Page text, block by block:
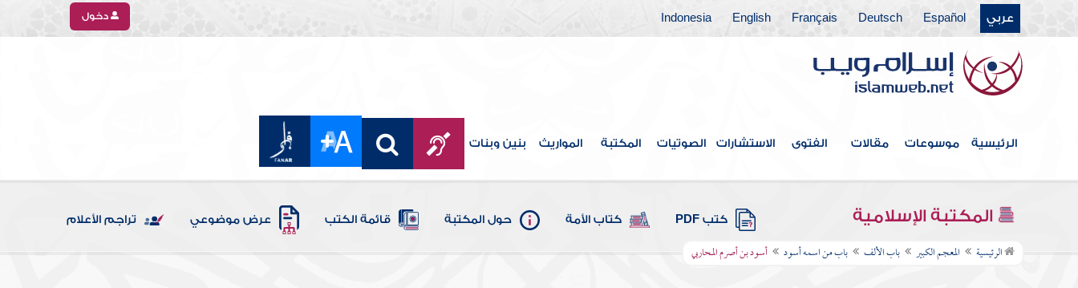
عربي Español
Deutsch
Français
English
Indonesia دخول
الرئيسية موسوعات مقالات الفتوى الاستشارات الصوتيات المكتبة المواريث بنين وبنات
المكتبة الإسلامية كتب PDF كتاب الأمة حول المكتبة قائمة الكتب عرض موضوعي تراجم الأعلام
الرئيسية المعجم الكبير باب الألف باب من اسمه أسود أسود بن أصرم المحاربي
باب من اسمه أسقع
باب من اسمه أسلم
باب من اسمه أزهر
باب التاء
باب الثاء